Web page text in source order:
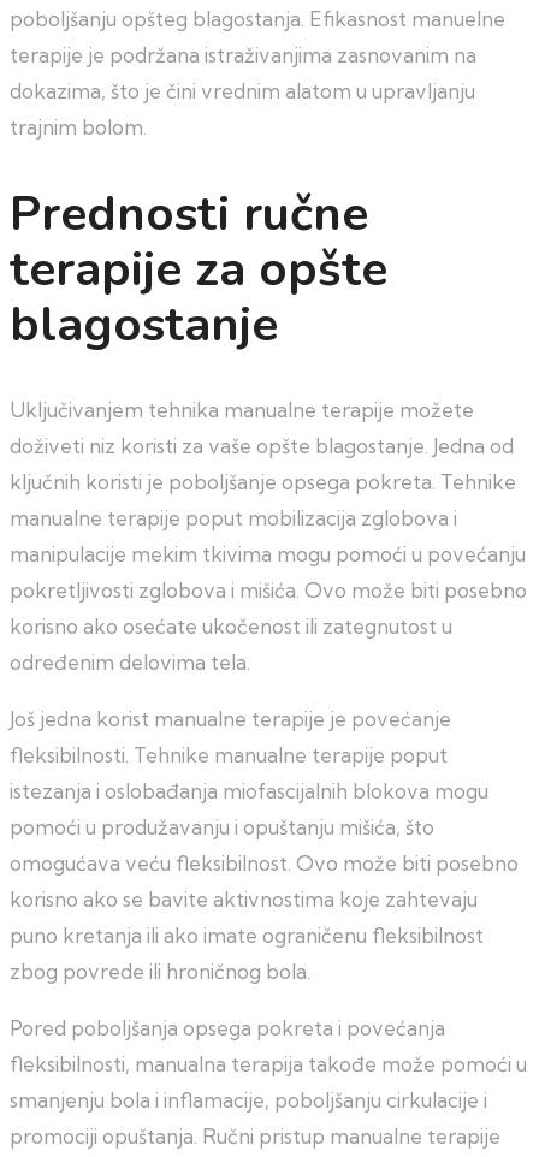
poboljšanju opšteg blagostanja. Efikasnost manuelne
terapije je podržana istraživanjima zasnovanim na
dokazima, što je čini vrednim alatom u upravljanju
trajnim bolom.
Prednosti ručne
terapije za opšte
blagostanje
Uključivanjem tehnika manualne terapije možete
doživeti niz koristi za vaše opšte blagostanje. Jedna od
ključnih koristi je poboljšanje opsega pokreta. Tehnike
manualne terapije poput mobilizacija zglobova i
manipulacije mekim tkivima mogu pomoći u povećanju
pokretljivosti zglobova i mišića. Ovo može biti posebno
korisno ako osećate ukočenost ili zategnutost u
određenim delovima tela.
Još jedna korist manualne terapije je povećanje
fleksibilnosti. Tehnike manualne terapije poput
istezanja i oslobađanja miofascijalnih blokova mogu
pomoći u produžavanju i opuštanju mišića, što
omogućava veću fleksibilnost. Ovo može biti posebno
korisno ako se bavite aktivnostima koje zahtevaju
puno kretanja ili ako imate ograničenu fleksibilnost
zbog povrede ili hroničnog bola.
Pored poboljšanja opsega pokreta i povećanja
fleksibilnosti, manualna terapija takođe može pomoći u
smanjenju bola i inflamacije, poboljšanju cirkulacije i
promociji opuštanja. Ručni pristup manualne terapije